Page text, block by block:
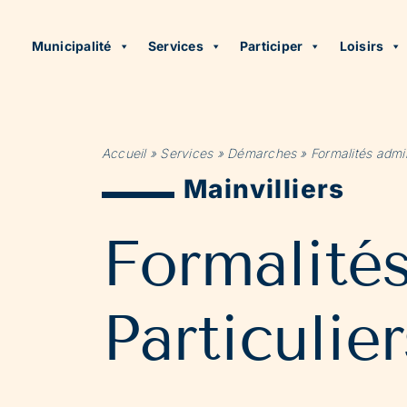
Municipalité Services Participer Loisirs
Accueil» Services» Démarches» Formalités
Mainvilliers